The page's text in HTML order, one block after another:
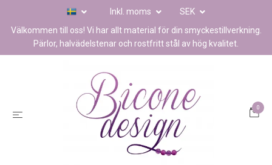
Inkl. moms
SEK
Välkommen till oss! Vi har allt material för din smyckestillverkning.
Pärlor, halvädelstenar och rostfritt stål av hög kvalitet.
0